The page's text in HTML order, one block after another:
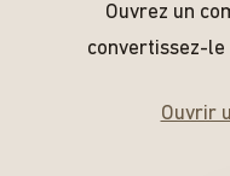
Ouvrez un
convertissez-
Ouvrir